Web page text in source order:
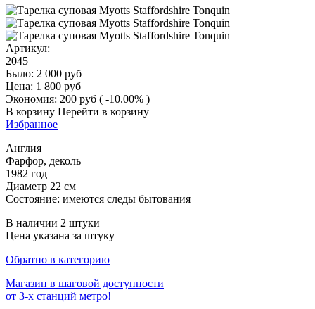
Артикул:
2045
Было: 2 000 руб
Цена: 1 800 руб
Экономия: 200 руб ( -10.00% )
В корзину Перейти в корзину
Избранное
Англия
Фарфор, деколь
1982 год
Диаметр 22 см
Состояние: имеются следы бытования
В наличии 2 штуки
Цена указана за штуку
Обратно в категорию
Магазин в шаговой доступности
от 3-х станций метро!